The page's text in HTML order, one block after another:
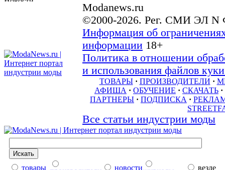
Modanews.ru
©2000-2026. Рег. СМИ ЭЛ N
Информация об
информации 18+
Политика в отношении
и использования файлов
ТОВАРЫ · ПРОИЗВОДИТЕЛИ ·
АФИША · ОБУЧЕНИЕ · СКАЧАТЬ ·
ПАРТНЕРЫ · ПОДПИСКА ·
Все статьи индустрии моды
товары новости
везде